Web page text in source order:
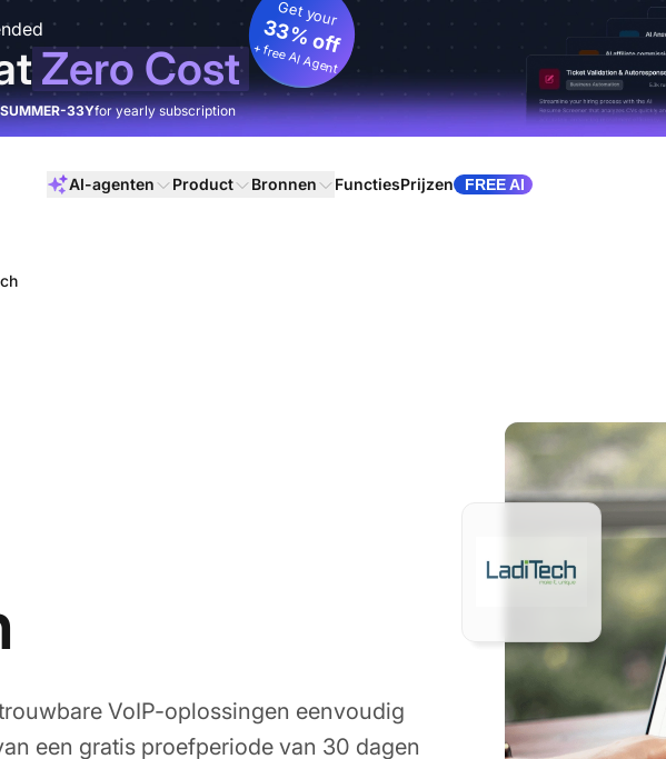
Zero Cost
Get your
33% off
+ free AI Agent
SUMMER-33Yfor yearly subscription
AI-agenten Product Bronnen FunctiesPrijzen FREE AI
VoIP-oplossingen eenvoudig
een gratis proefperiode van 30 dagen